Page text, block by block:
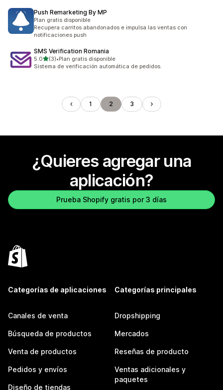
Push Remarketing By MP
Plan gratis disponible
Recupera carritos abandonados e impulsa las ventas con
notificaciones push
SMS Verification Romania
5.0de 5 estrellas
(3)
3 reseñas en total
•Plan gratis disponible
Sistema de verificación automática de pedidos.
1 2 3
¿Quieres agregar una
aplicación?
Prueba Shopify gratis por 3 días
Categorías de aplicaciones
Canales de venta
Búsqueda de productos
Venta de productos
Pedidos y envíos
Diseño de tiendas
Categorías principales
Dropshipping
Mercados
Reseñas de producto
Ventas adicionales y
paquetes